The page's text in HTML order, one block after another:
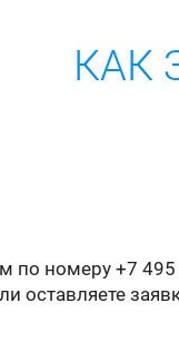
КАК
по номеру +7
оставляете